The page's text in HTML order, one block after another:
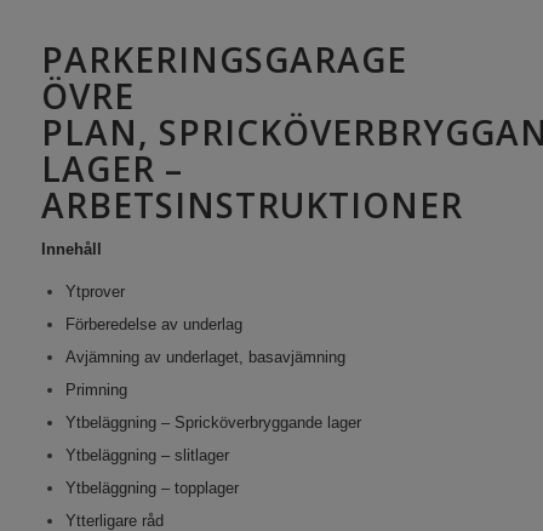
PARKERINGSGARAGE
ÖVRE
PLAN,
LAGER –
ARBETSINSTRUKTIONER
Innehåll
Ytprover
Förberedelse av underlag
Avjämning av underlaget, basavjämning
Primning
Ytbeläggning – Spricköverbryggande lager
Ytbeläggning – slitlager
Ytbeläggning – topplager
Ytterligare råd